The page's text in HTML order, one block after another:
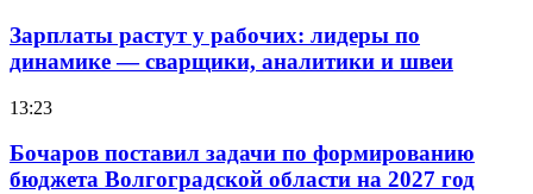
Зарплаты растут у рабочих: лидеры по
динамике — сварщики, аналитики и швеи
13:23
Бочаров поставил задачи по формированию
бюджета Волгоградской области на 2027 год